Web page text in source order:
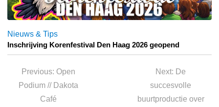
Nieuws & Tips
Inschrijving Korenfestival Den Haag 2026 geopend
navigatie
Previous: Previous
post:
Open
Podium // Dakota
Café
Next: Next
post:
De
succesvolle
buurtproductie over